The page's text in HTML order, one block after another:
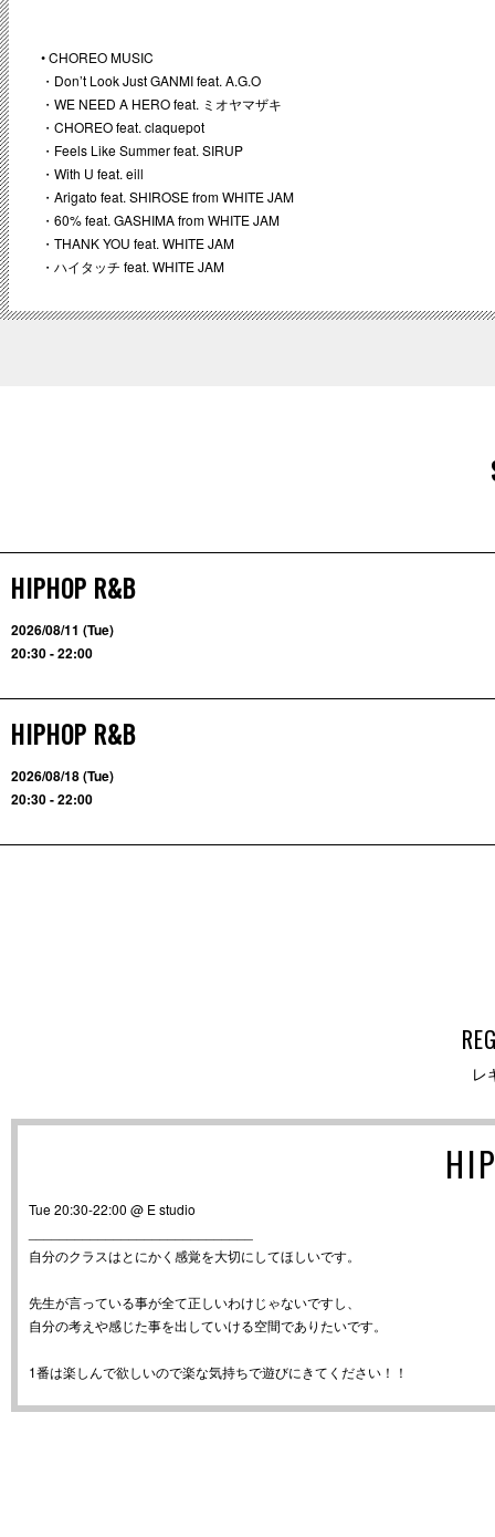
• CHOREO MUSIC
・Don’t Look Just GANMI feat. A.G.O
・WE NEED A HERO feat. ミオヤマザキ
・CHOREO feat. claquepot
・Feels Like Summer feat. SIRUP
・With U feat. eill
・Arigato feat. SHIROSE from WHITE JAM
・60% feat. GASHIMA from WHITE JAM
・THANK YOU feat. WHITE JAM
・ハイタッチ feat. WHITE JAM
HIPHOP R&B
2026/08/11 (Tue)
20:30 - 22:00
HIPHOP R&B
2026/08/18 (Tue)
20:30 - 22:00
レ
Tue 20:30-22:00 @ E studio
自分のクラスはとにかく感覚を大切にしてほしいです。
先生が言っている事が全て正しいわけじゃないですし、
自分の考えや感じた事を出していける空間でありたいです。
1番は楽しんで欲しいので楽な気持ちで遊びにきてください！！